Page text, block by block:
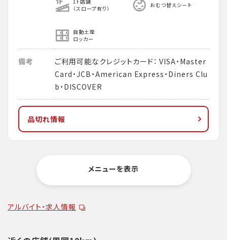
（スロープ有り）
おむつ替えシート
自動土産
ロッカー
備考
ご利用可能なクレジットカード： VISA・Master
Card・JCB・American Express・Diners Clu
b・DISCOVER
品切れ情報
メニューを表示
アルバイト・求人情報